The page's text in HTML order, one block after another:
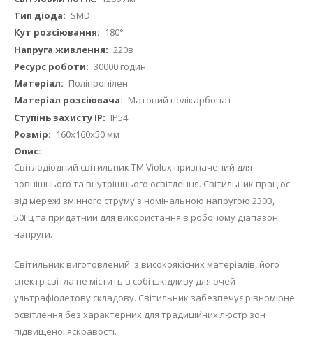
SMD
180°
220в
30000 годин
Поліпропілен
Матовий полікарбонат
IP54
160x160х50 мм
Світлодіодний світильник ТМ Violux призначений для
зовнішнього та внутрішнього освітлення. Світильник працює
від мережі змінного струму з номінальною напругою 230В,
50Гц та придатний для використання в робочому діапазоні
напруги.
Світильник виготовлений з високоякісних матеріалів, його
спектр світла не містить в собі шкідливу для очей
ультрафіолетову складову. Світильник забезпечує рівномірне
освітлення без характерних для традиційних люстр зон
підвищеної яскравості.